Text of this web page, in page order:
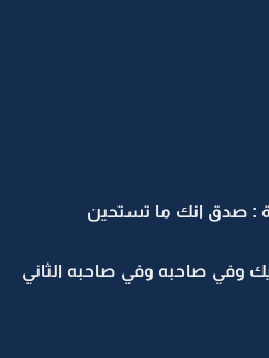
: صدق انك ما تستحين
وفي صاحبه وفي صاحبه الثاني